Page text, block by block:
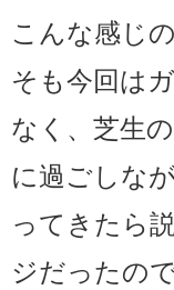
こんな感じ
そも今回は
なく、芝生
に過ごしな
ってきたら
ジだったの